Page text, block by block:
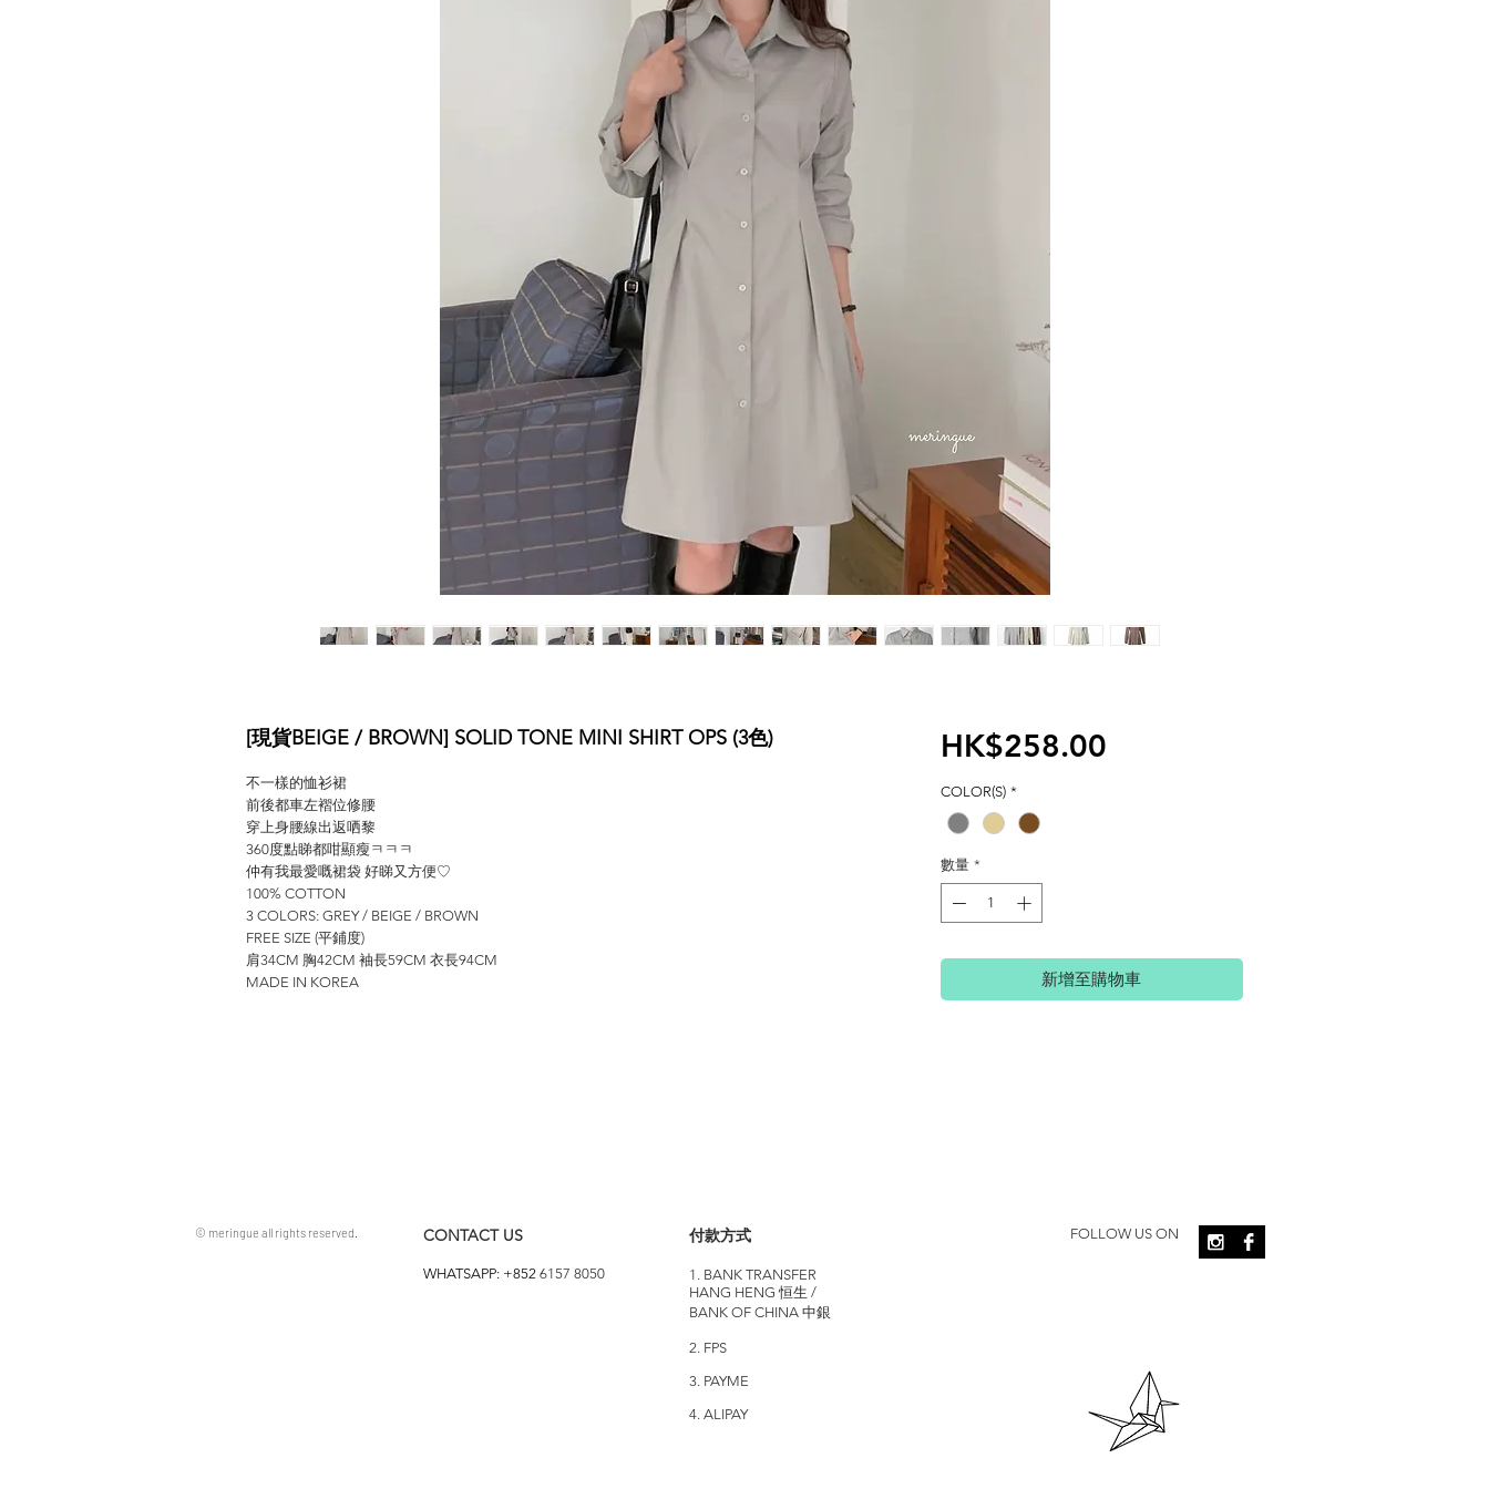
[現貨BEIGE / BROWN] SOLID TONE MINI SHIRT OPS (3色)
不一樣的恤衫裙
前後都車左褶位修腰
穿上身腰線出返哂黎
360度點睇都咁顯瘦ㅋㅋㅋ
仲有我最愛嘅裙袋 好睇又方便♡
100% COTTON
3 COLORS: GREY / BEIGE / BROWN
FREE SIZE (平鋪度)
肩34CM 胸42CM 袖長59CM 衣長94CM
MADE IN KOREA
HK$258.00價
COLOR(S) *
數量 *
新增至購物車
© meringue all rights reserved. CONTACT US
WHATSAPP: +852 6157 8050
付款方式
1. BANK TRANSFER
HANG HENG 恒生 /
BANK OF CHINA 中銀
2. FPS
3. PAYME
4. ALIPAY
FOLLOW US ON